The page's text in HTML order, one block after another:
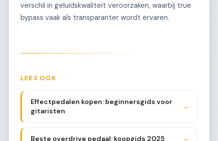
verschil in geluidskwaliteit veroorzaken, waarbij true
bypass vaak als transparanter wordt ervaren.
LEES OOK
Effectpedalen kopen: beginnersgids voor
gitaristen
→
Beste overdrive pedaal: koopgids 2025 →